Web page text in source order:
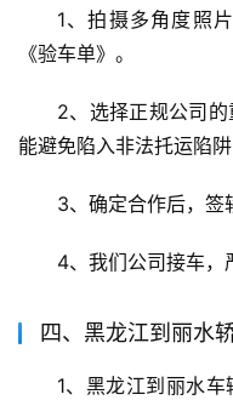
1、拍摄多角度照
《验车单》。
2、选择正规公司的
能避免陷入非法托运陷阱
3、确定合作后，签
4、我们公司接车，
四、黑龙江到丽水
1、黑龙江到丽水